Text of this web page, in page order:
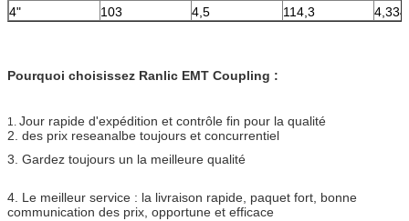
4"
103 4,5 114,3 4,334
Pourquoi choisissez Ranlic EMT Coupling :
1. Jour rapide d'expédition et contrôle fin pour la qualité
2. des prix reseanalbe toujours et concurrentiel
3. Gardez toujours un la meilleure qualité
4. Le meilleur service : la livraison rapide, paquet fort, bonne
communication des prix, opportune et efficace